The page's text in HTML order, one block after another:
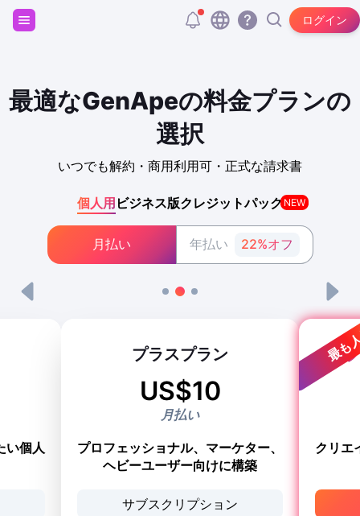
ログイン
サインアップして20,000個の無料トークンをゲット！
最適なGenApeの料金プランの
選択
いつでも解約・商用利用可・正式な請求書
個人用 ビジネス版クレジットパック NEW
月払い 年払い 22%オフ
い個人
プラスプラン
US$10
月払い
プロフェッショナル、マーケター、
ヘビーユーザー向けに構築
サブスクリプション
クリエ
最も